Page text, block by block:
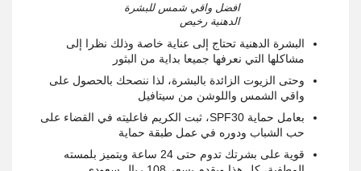
افضل واقي شمس للبشرة
الدهنية رخيص
البشرة الدهنية تحتاج إلى عناية خاصة وذلك نظرا إلى
مشاكلها التي نعرفها جميعا بداية من البثور
وحتى الزيوت الزائدة بالبشرة، لذا ننصحك بالحصول على
واقي الشمس واللوشن من سيتافيل
بعامل حماية SPF30، ثبت الكريم فاعليته في القضاء على
حب الشباب ودوره في عمل طبقة حماية
قوية على بشرتك تدوم حتى 24 ساعة ويتميز بلمسته